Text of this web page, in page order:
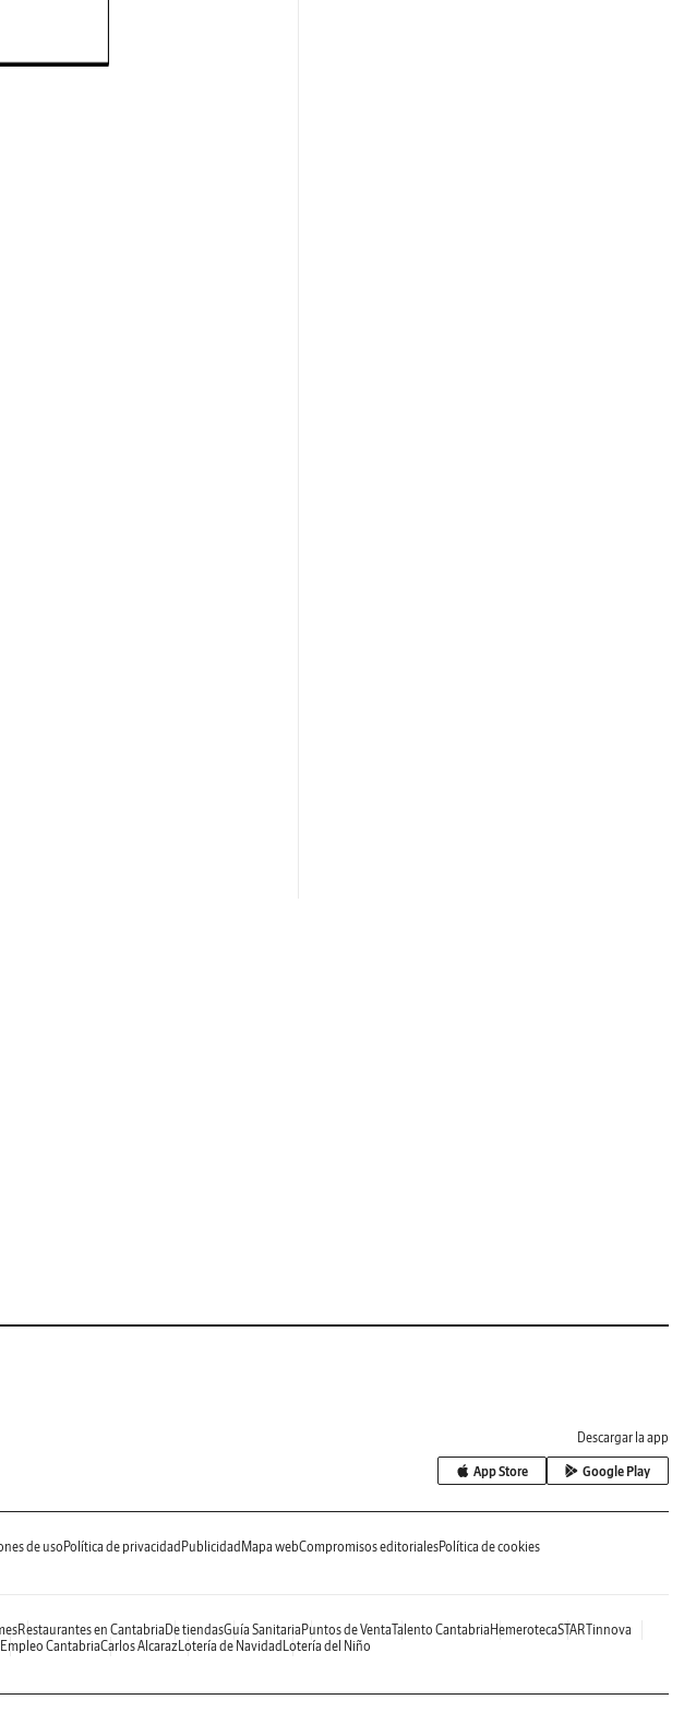
Descargar la app
App Store Google Play
de usoPolítica de privacidad Publicidad Mapa webCompromisos editorialesPolítica de cookies
Restaurantes en Cantabria De tiendasGuía Sanitaria Puntos de VentaTalento Cantabria HemerotecaSTARTinnova
Empleo CantabriaCarlos AlcarazLotería de Navidad Lotería del Niño